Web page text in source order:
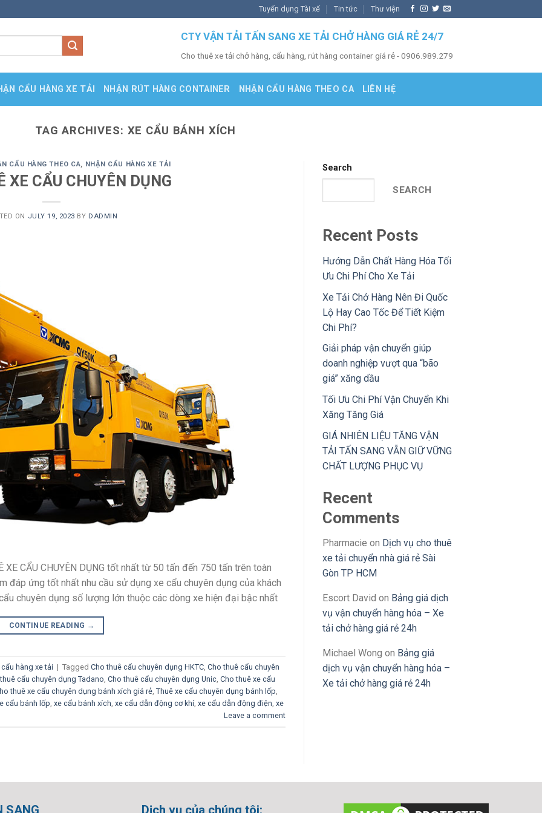
Tuyển dụng Tài xế Tin tức Thư viện
CTY VẬN TẢI TẤN SANG XE TẢI CHỞ HÀNG GIÁ RẺ 24/7
Cho thuê xe tải chở hàng, cẩu hàng, rút hàng container giá rẻ - 0906.989.279
CẨU HÀNG XE TẢI NHẬN RÚT HÀNG CONTAINER NHẬN CẨU HÀNG THEO CA LIÊN HỆ
TAG ARCHIVES: XE CẨU BÁNH XÍCH
CẨU HÀNG THEO CA, NHẬN CẨU HÀNG XE TẢI
XE CẨU CHUYÊN DỤNG
ON JULY 19, 2023 BY DADMIN
XE CẨU CHUYÊN DỤNG tốt nhất từ 50 tấn đến 750 tấn trên toàn
đáp ứng tốt nhất nhu cầu sử dụng xe cẩu chuyên dụng của khách
chuyên dụng số lượng lớn thuộc các dòng xe hiện đại bậc nhất
CONTINUE READING →
hàng xe tải | Tagged Cho thuê cẩu chuyên dụng HKTC Cho thuê cẩu chuyên
cẩu chuyên dụng Tadano Cho thuê cẩu chuyên dụng Unic Cho thuê xe cẩu
thuê xe cẩu chuyên dụng bánh xích giá rẻ Thuê xe cẩu chuyên dụng bánh lốp
cẩu bánh lốp xe cẩu bánh xích xe cẩu dẫn động cơ khí xe cẩu dẫn động điện xe
Leave a comment
Search
SEARCH
Recent Posts
Hướng Dẫn Chất Hàng Hóa Tối
Ưu Chi Phí Cho Xe Tải
Xe Tải Chở Hàng Nên Đi Quốc
Lộ Hay Cao Tốc Để Tiết Kiệm
Chi Phí?
Giải pháp vận chuyển giúp
doanh nghiệp vượt qua “bão
giá” xăng dầu
Tối Ưu Chi Phí Vận Chuyển Khi
Xăng Tăng Giá
GIÁ NHIÊN LIỆU TĂNG VẬN
TẢI TẤN SANG VẪN GIỮ VỮNG
CHẤT LƯỢNG PHỤC VỤ
Recent
Comments
Pharmacie on Dịch vụ cho thuê
xe tải chuyển nhà giá rẻ Sài
Gòn TP HCM
Escort David on Bảng giá dịch
vụ vận chuyển hàng hóa – Xe
tải chở hàng giá rẻ 24h
Michael Wong on Bảng giá
dịch vụ vận chuyển hàng hóa –
Xe tải chở hàng giá rẻ 24h
SANG Dịch vụ của chúng tôi: